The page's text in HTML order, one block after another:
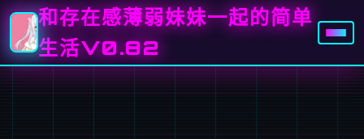
和存在感薄弱妹妹一起的简单
生活V0.82